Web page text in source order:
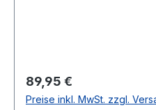
Regulärer Preis:
89,95 €
Preise inkl. MwSt. zzgl.